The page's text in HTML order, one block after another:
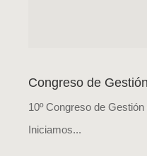
Congreso de
10º Congreso de
Iniciamos...